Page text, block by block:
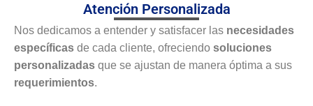
Atención Personalizada
Nos dedicamos a entender y satisfacer las necesidades
específicas de cada cliente, ofreciendo soluciones
personalizadas que se ajustan de manera óptima a sus
requerimientos.